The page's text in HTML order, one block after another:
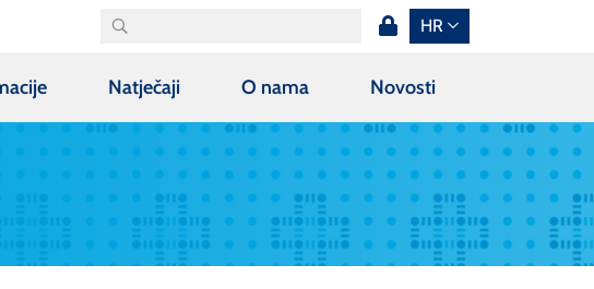
HR
Natječaji O nama Novosti